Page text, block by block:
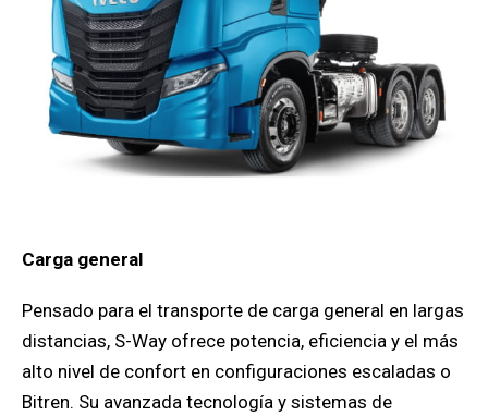
Carga general
Pensado para el transporte de carga general en largas
distancias, S-Way ofrece potencia, eficiencia y el más
alto nivel de confort en configuraciones escaladas o
Bitren. Su avanzada tecnología y sistemas de